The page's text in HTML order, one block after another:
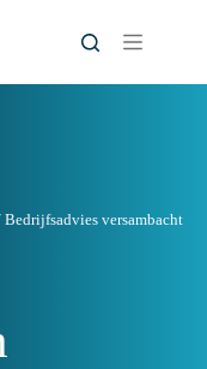
Bedrijfsadvies versambacht